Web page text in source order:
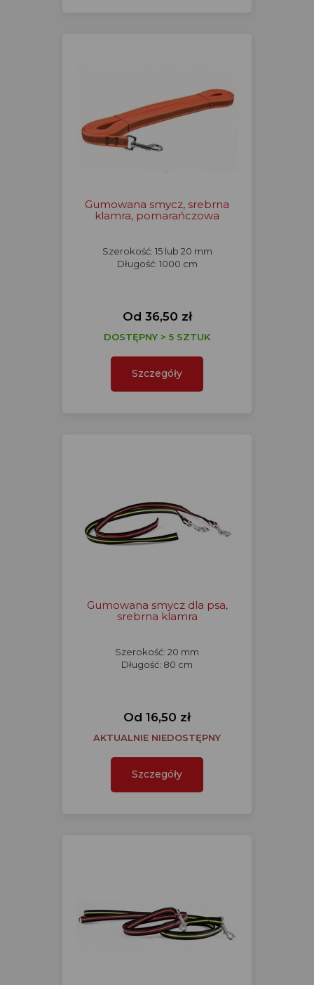
Gumowana smycz, srebrna
klamra, pomarańczowa
Szerokość: 15 lub 20 mm
Długość: 1000 cm
Od 36,50 zł
DOSTĘPNY > 5 SZTUK
Szczegóły
Gumowana smycz dla psa,
srebrna klamra
Szerokość: 20 mm
Długość: 80 cm
Od 16,50 zł
AKTUALNIE NIEDOSTĘPNY
Szczegóły